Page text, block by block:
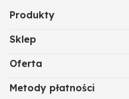
Produkty
Sklep
Oferta
Metody płatności